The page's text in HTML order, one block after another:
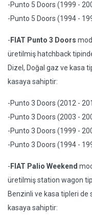
-Punto 5 Doors (1999 -
-Punto 5 Doors (1994 -
- FIAT Punto 3 Doors
üretilmiş hatchback
Dizel, Doğal gaz ve kasa
kasaya sahiptir:
-Punto 3 Doors (2012 -
-Punto 3 Doors (2003 -
-Punto 3 Doors (1999 -
-Punto 3 Doors (1994 -
- FIAT Palio Weekend
üretilmiş station wagon
Benzinli ve kasa tipleri
kasaya sahiptir: